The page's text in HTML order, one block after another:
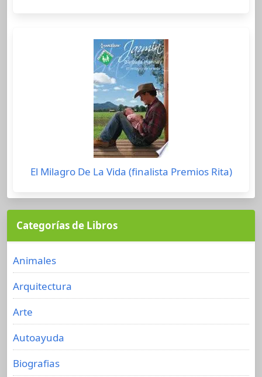
El Milagro De La Vida (finalista Premios Rita)
Categorías de Libros
Animales
Arquitectura
Arte
Autoayuda
Biografias